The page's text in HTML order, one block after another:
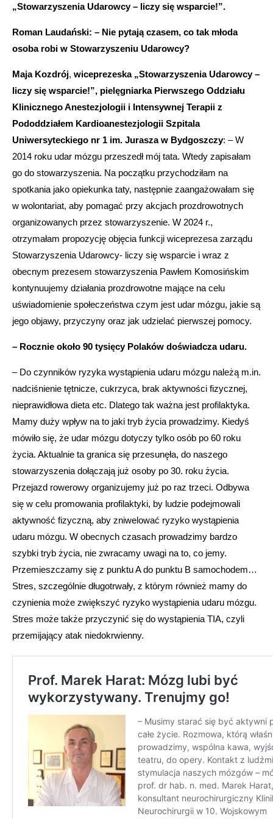
„Stowarzyszenia Udarowcy – liczy się wsparcie!”.
Roman Laudański: – Nie pytają czasem, co tak młoda
osoba robi w Stowarzyszeniu Udarowcy?
Maja Kozdrój, wiceprezeska „Stowarzyszenia Udarowcy –
liczy się wsparcie!”, pielęgniarka Pierwszego Oddziału
Klinicznego Anestezjologii i Intensywnej Terapii z
Pododdziałem Kardioanestezjologii Szpitala
Uniwersyteckiego nr 1 im. Jurasza w Bydgoszczy: – W
2014 roku udar mózgu przeszedł mój tata. Wtedy zapisałam
go do stowarzyszenia. Na początku przychodziłam na
spotkania jako opiekunka taty, następnie zaangażowałam się
w wolontariat, aby pomagać przy akcjach prozdrowotnych
organizowanych przez stowarzyszenie. W 2024 r.,
otrzymałam propozycję objęcia funkcji wiceprezesa zarządu
Stowarzyszenia Udarowcy- liczy się wsparcie i wraz z
obecnym prezesem stowarzyszenia Pawłem Komosińskim
kontynuujemy działania prozdrowotne mające na celu
uświadomienie społeczeństwa czym jest udar mózgu, jakie są
jego objawy, przyczyny oraz jak udzielać pierwszej pomocy.
– Rocznie około 90 tysięcy Polaków doświadcza udaru.
– Do czynników ryzyka wystąpienia udaru mózgu należą m.in.
nadciśnienie tętnicze, cukrzyca, brak aktywności fizycznej,
nieprawidłowa dieta etc. Dlatego tak ważna jest profilaktyka.
Mamy duży wpływ na to jaki tryb życia prowadzimy. Kiedyś
mówiło się, że udar mózgu dotyczy tylko osób po 60 roku
życia. Aktualnie ta granica się przesunęła, do naszego
stowarzyszenia dołączają już osoby po 30. roku życia.
Przejazd rowerowy organizujemy już po raz trzeci. Odbywa
się w celu promowania profilaktyki, by ludzie podejmowali
aktywność fizyczną, aby zniwelować ryzyko wystąpienia
udaru mózgu. W obecnych czasach prowadzimy bardzo
szybki tryb życia, nie zwracamy uwagi na to, co jemy.
Przemieszczamy się z punktu A do punktu B samochodem…
Stres, szczególnie długotrwały, z którym również mamy do
czynienia może zwiększyć ryzyko wystąpienia udaru mózgu.
Stres może także przyczynić się do wystąpienia TIA, czyli
przemijający atak niedokrwienny.